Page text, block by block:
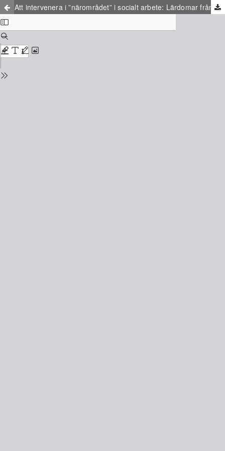
Att intervenera i ”närområdet” i socialt arbete: Lärdomar från en etnografisk studie om barn och ungas vardagsgeografier